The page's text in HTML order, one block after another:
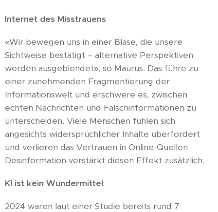
Internet des Misstrauens
«Wir bewegen uns in einer Blase, die unsere
Sichtweise bestätigt – alternative Perspektiven
werden ausgeblendet», so Maurus. Das führe zu
einer zunehmenden Fragmentierung der
Informationswelt und erschwere es, zwischen
echten Nachrichten und Falschinformationen zu
unterscheiden. Viele Menschen fühlen sich
angesichts widersprüchlicher Inhalte überfordert
und verlieren das Vertrauen in Online-Quellen.
Desinformation verstärkt diesen Effekt zusätzlich.
KI ist kein Wundermittel
2024 waren laut einer Studie bereits rund 7